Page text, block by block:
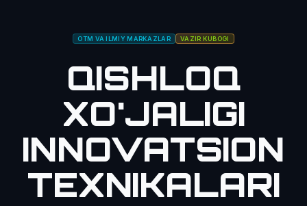
OTM VA ILMIY MARKAZLAR VAZIR KUBOGI
QISHLOQ
XO'JALIGI
INNOVATSION
TEXNIKALARI